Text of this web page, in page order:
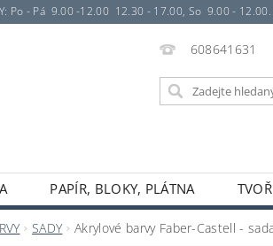
Po - Pá 9.00 -12.00 12.30 - 17.00, So 9.00 -
608641631
PAPÍR, BLOKY, PLÁTNA
SADY Akrylové barvy Faber-Castell -